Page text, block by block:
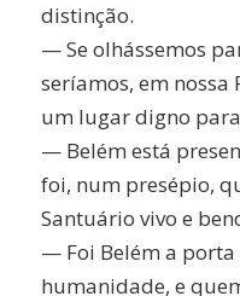
distinção.
— Se olhássemos
seríamos, em
um lugar digno
— Belém está
foi, num presépio,
Santuário vivo e
— Foi Belém a
humanidade, e